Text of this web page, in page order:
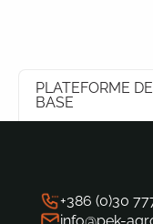
PLATEFORME DE
BASE
+386 (0)30